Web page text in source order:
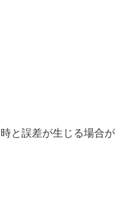
と誤差が生じる場合が